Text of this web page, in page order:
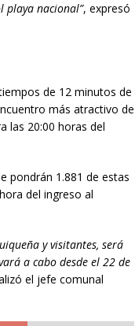
playa nacional”, expresó
de 12 minutos de
más atractivo de
las 20:00 horas del
pondrán 1.881 de estas
del ingreso al
y visitantes, será
a cabo desde el 22 de
el jefe comunal